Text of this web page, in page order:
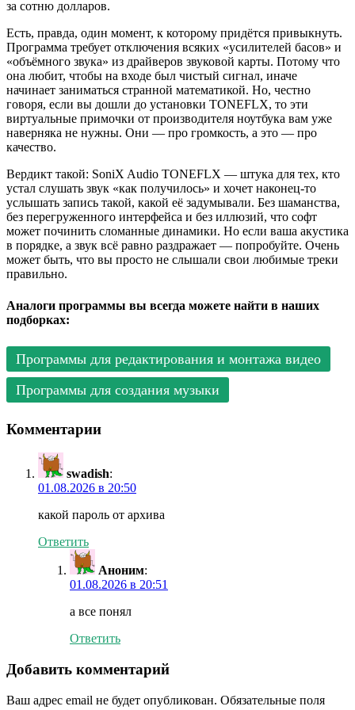
за сотню долларов.
Есть, правда, один момент, к которому придётся привыкнуть.
Программа требует отключения всяких «усилителей басов» и
«объёмного звука» из драйверов звуковой карты. Потому что
она любит, чтобы на входе был чистый сигнал, иначе
начинает заниматься странной математикой. Но, честно
говоря, если вы дошли до установки TONEFLX, то эти
виртуальные примочки от производителя ноутбука вам уже
наверняка не нужны. Они — про громкость, а это — про
качество.
Вердикт такой: SoniX Audio TONEFLX — штука для тех, кто
устал слушать звук «как получилось» и хочет наконец-то
услышать запись такой, какой её задумывали. Без шаманства,
без перегруженного интерфейса и без иллюзий, что софт
может починить сломанные динамики. Но если ваша акустика
в порядке, а звук всё равно раздражает — попробуйте. Очень
может быть, что вы просто не слышали свои любимые треки
правильно.
Аналоги программы вы всегда можете найти в наших
подборках:
Программы для редактирования и монтажа видео
Программы для создания музыки
Комментарии
swadish:
01.08.2026 в 20:50
какой пароль от архива
Ответить
Аноним:
01.08.2026 в 20:51
а все понял
Ответить
Добавить комментарий
Ваш адрес email не будет опубликован. Обязательные поля